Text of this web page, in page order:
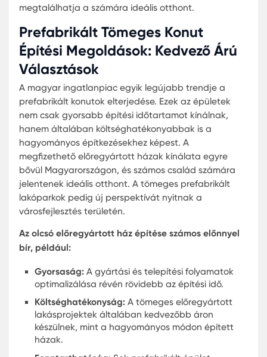
Magyarországon?
Magyarországon a prefabrikált tömeges
lakásprojektek terjedése dinamikusan növekszik.
hol is érdemes keresgélni?
Nagyvárosok Külső Részei:Budapest,
Szeged vagy Pécs külső kerületeiben és
környékén több új projekt is indult az elmúlt
években.
Vidéki Területek:Az alacsonyabb földárak és
kevesebb építési korlátozás miatt a vidéki
területeken számos olcsó prefabrikált
házprojektet indítottak.
Online Portálok:Több ingatlanportálon is
keresni specifikusan előregyártott házakat,
elérhető projektek.
Építési Cégek Weboldalai: A megfizethető
prefabrikált házakat kínáló vállalatok
saját weboldalukon is hirdetik aktuális
projekteiket.